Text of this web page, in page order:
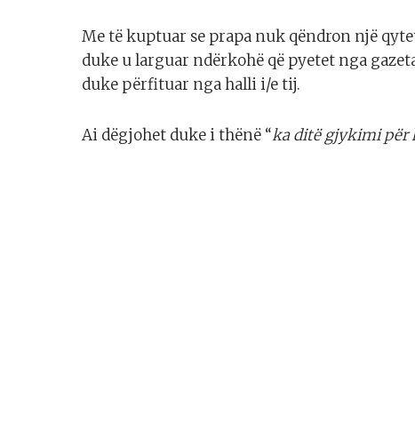
Me të kuptuar se prapa nuk qëndron një
duke u larguar ndërkohë që pyetet nga
duke përfituar nga halli i/e tij.
Ai dëgjohet duke i thënë “ka ditë gjykimi për